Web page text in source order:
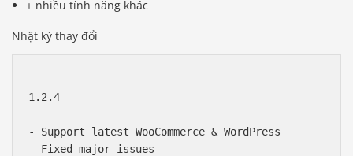
+ nhiều tính năng khác
Nhật ký thay đổi
1.2.4
- Support latest WooCommerce & WordPress
- Fixed major issues